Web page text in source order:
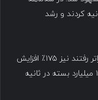
از ۱ ترابیت بر ثانیه کردند و رشد
حملاتی که از ۱۰۰ میلیون بسته در ثانیه (pps) فراتر رفتند نیز ۱۷۵٪ افزایش
یافتند، و قابل‌توجه است که ۱۶٪ از این حملات از ۱ میلیارد بسته در ثانیه